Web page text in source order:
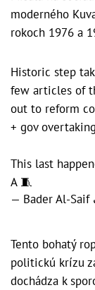
moderného
rokoch 1976 a
Historic step
few articles of
out to reform
+ gov
This last
A 🧵
Tento bohatý
politickú krízu
dochádza k